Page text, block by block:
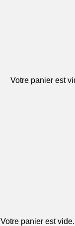
Votre panier est
Votre panier est vide.